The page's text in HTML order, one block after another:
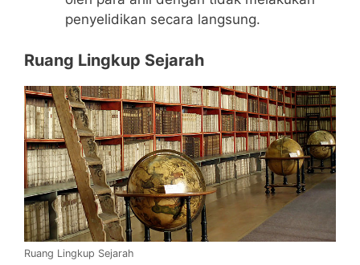
penyelidikan secara langsung.
Ruang Lingkup Sejarah
Ruang Lingkup Sejarah